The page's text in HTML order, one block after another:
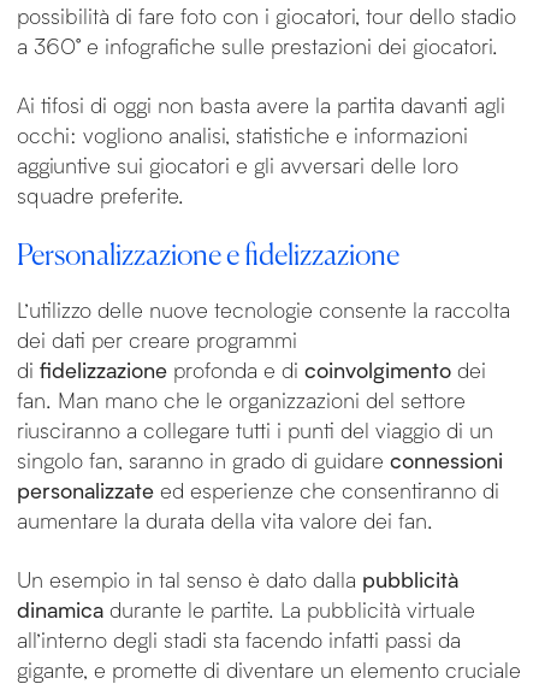
possibilità di fare foto con i giocatori, tour dello stadio
a 360° e infografiche sulle prestazioni dei giocatori.
Ai tifosi di oggi non basta avere la partita davanti agli
occhi: vogliono analisi, statistiche e informazioni
aggiuntive sui giocatori e gli avversari delle loro
squadre preferite.
Personalizzazione e fidelizzazione
L’utilizzo delle nuove tecnologie consente la raccolta
dei dati per creare programmi
di fidelizzazioneprofonda e di coinvolgimentodei
fan. Man mano che le organizzazioni del settore
riusciranno a collegare tutti i punti del viaggio di un
singolo fan, saranno in grado di guidare connessioni
personalizzateed esperienze che consentiranno di
aumentare la durata della vita valore dei fan.
Un esempio in tal senso è dato dalla pubblicità
dinamicadurante le partite. ​​La pubblicità virtuale
all’interno degli stadi sta facendo infatti passi da
gigante, e promette di diventare un elemento cruciale